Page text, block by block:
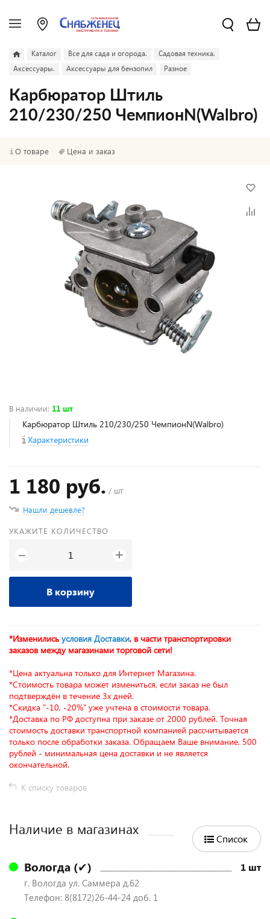
Каталог Все для сада и огорода.
Садовая техника.
Аксессуары.
Аксессуары для бензопил Разное
Карбюратор Штиль
210/230/250 ЧемпионN(Walbro)
О товаре Цена и заказ
В наличии: 11 шт
Карбюратор Штиль 210/230/250 ЧемпионN(Walbro)
Характеристики
1 180 руб. / шт
Нашли дешевле?
УКАЖИТЕ КОЛИЧЕСТВО
− +
В корзину
*Изменились условия Доставки, в части транспортировки
заказов между магазинами торговой сети!
*Цена актуальна только для Интернет Магазина.
*Стоимость товара может измениться, если заказ не был
подтверждён в течение 3х дней.
*Скидка "-10, -20%" уже учтена в стоимости товара.
*Доставка по РФ доступна при заказе от 2000 рублей. Точная
стоимость доставки транспортной компанией рассчитывается
только после обработки заказа. Обращаем Ваше внимание, 500
рублей - минимальная цена доставки и не является
окончательной.
К списку товаров
Наличие в магазинах
Список
Вологда (✔) 1 шт
г. Вологда ул. Саммера д.62
Телефон: 8(8172)26-44-24 доб. 1